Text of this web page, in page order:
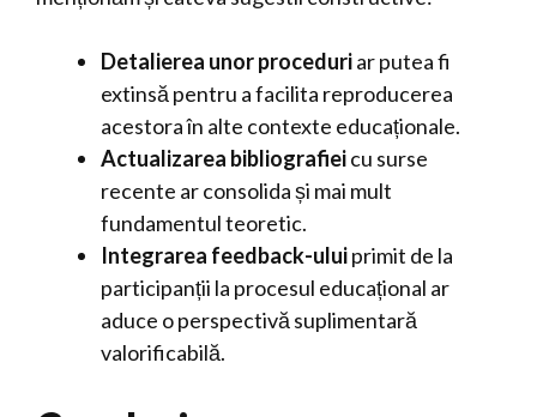
Detalierea unor proceduriar putea fi
extinsă pentru a facilita reproducerea
acestora în alte contexte educaționale.
Actualizarea bibliografieicu surse
recente ar consolida și mai mult
fundamentul teoretic.
Integrarea feedback-uluiprimit de la
participanții la procesul educațional ar
aduce o perspectivă suplimentară
valorificabilă.